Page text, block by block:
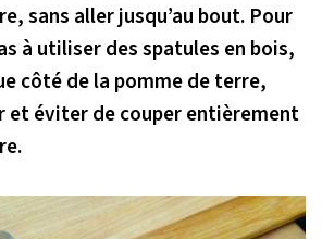
sans aller jusqu’au bout. Pour
à utiliser des spatules en bois,
côté de la pomme de terre,
et éviter de couper entièrement